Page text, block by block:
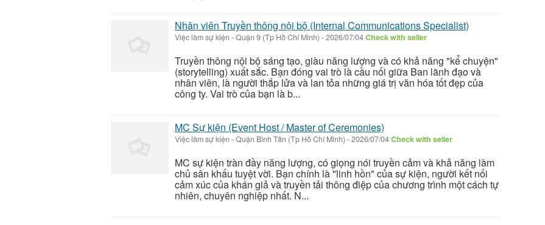
Nhân viên Truyền thông nội bộ (Internal Communications Specialist)
Việc làm sự kiện -Quận 9 (Tp Hồ Chí Minh) -2026/07/04Check with seller
Truyền thông nội bộ sáng tạo, giàu năng lượng và có khả năng "kể chuyện"
(storytelling) xuất sắc. Bạn đóng vai trò là cầu nối giữa Ban lãnh đạo và
nhân viên, là người thắp lửa và lan tỏa những giá trị văn hóa tốt đẹp của
công ty. Vai trò của bạn là b...
MC Sự kiện (Event Host / Master of Ceremonies)
Việc làm sự kiện -Quận Bình Tân (Tp Hồ Chí Minh) -2026/07/04Check with seller
MC sự kiện tràn đầy năng lượng, có giọng nói truyền cảm và khả năng làm
chủ sân khấu tuyệt vời. Bạn chính là "linh hồn" của sự kiện, người kết nối
cảm xúc của khán giả và truyền tải thông điệp của chương trình một cách tự
nhiên, chuyên nghiệp nhất. N...